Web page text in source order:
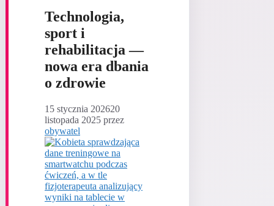
Technologia,
sport i
rehabilitacja —
nowa era dbania
o zdrowie
15 stycznia 202620
listopada 2025 przez
obywatel